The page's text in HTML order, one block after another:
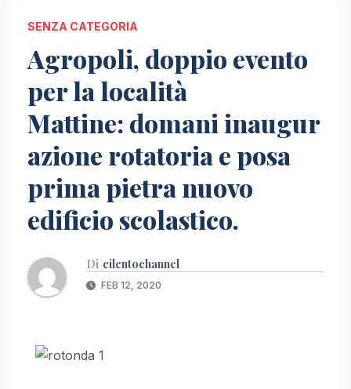
SENZA CATEGORIA
Agropoli, doppio evento
per la località
Mattine: domani inaugur
azione rotatoria e posa
prima pietra nuovo
edificio scolastico.
Di cilentochannel
FEB 12, 2020